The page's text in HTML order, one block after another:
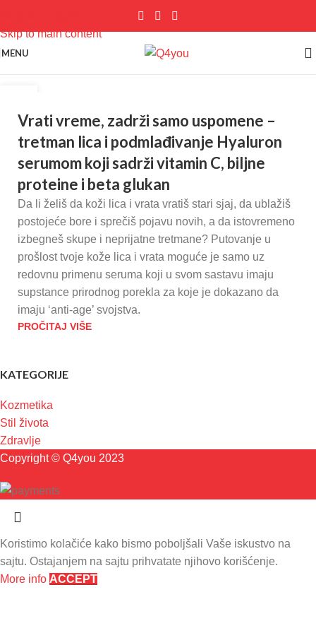
Skip to main content
MENU
Vrati vreme, zadrži samo uspomene –
tretman lica i podmlađivanje Hyaluron
serumom koji sadrži vitamin C, biljne
proteine i beta glukan
Da li želiš da koži lica i vrata vratiš stari sjaj, da ublažiš
postojeće bore i sprečiš pojavu novih, a da istovremeno
izbegneš skupe i neprijatne tretmane? Putovanje u
prošlost tvoje kože lica i vrata moguće je samo uz
redovnu primenu seruma koji u svom sastavu imaju
supstance prirodnog porekla za koje je dokazano da
imaju ‘anti-age’ svojstva.
PROČITAJ VIŠE
KATEGORIJE
Kozmetika
Stil života
Zdravlje
Copyright © Q4you 2023
Koristimo kolačiće kako bismo poboljšali Vaše iskustvo na
sajtu. Ostajanjem na sajtu prihvatate njihovo korišćenje.
More info ACCEPT